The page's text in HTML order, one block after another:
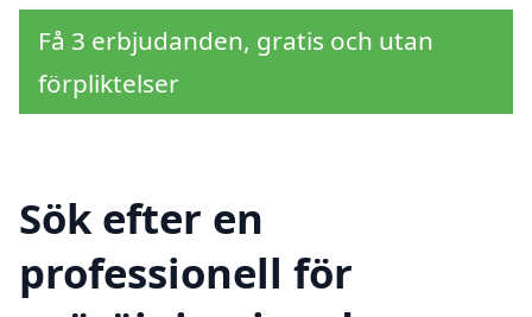
Få 3 erbjudanden, gratis och utan
förpliktelser
Sök efter en
professionell för